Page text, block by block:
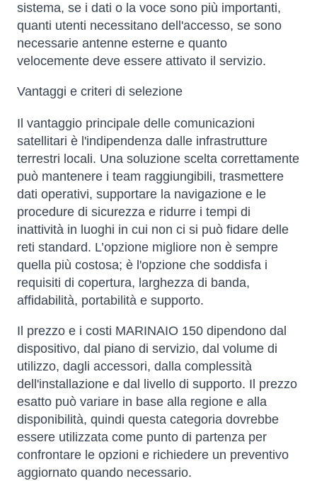
sistema, se i dati o la voce sono più importanti,
quanti utenti necessitano dell'accesso, se sono
necessarie antenne esterne e quanto
velocemente deve essere attivato il servizio.
Vantaggi e criteri di selezione
Il vantaggio principale delle comunicazioni
satellitari è l'indipendenza dalle infrastrutture
terrestri locali. Una soluzione scelta correttamente
può mantenere i team raggiungibili, trasmettere
dati operativi, supportare la navigazione e le
procedure di sicurezza e ridurre i tempi di
inattività in luoghi in cui non ci si può fidare delle
reti standard. L’opzione migliore non è sempre
quella più costosa; è l'opzione che soddisfa i
requisiti di copertura, larghezza di banda,
affidabilità, portabilità e supporto.
Il prezzo e i costi MARINAIO 150 dipendono dal
dispositivo, dal piano di servizio, dal volume di
utilizzo, dagli accessori, dalla complessità
dell'installazione e dal livello di supporto. Il prezzo
esatto può variare in base alla regione e alla
disponibilità, quindi questa categoria dovrebbe
essere utilizzata come punto di partenza per
confrontare le opzioni e richiedere un preventivo
aggiornato quando necessario.